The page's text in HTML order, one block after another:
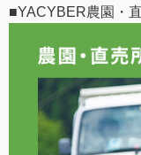
■YACYBER農園・